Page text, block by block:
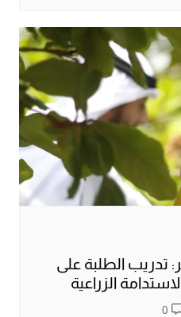
تدريب الطلبة على
الزراعية
0